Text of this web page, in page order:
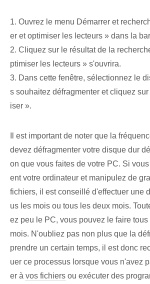
1. Ouvrez le menu Démarrer et
er et optimiser les lecteurs » dans la
2. Cliquez sur le résultat de la
ptimiser les lecteurs » s'ouvrira.
3. Dans cette fenêtre, sélectionnez le
s souhaitez défragmenter et cliquez
iser ».
Il est important de noter que la
devez défragmenter votre disque dur
on que vous faites de votre PC. Si
ent votre ordinateur et manipulez de
fichiers, il est conseillé d'effectuer une
us les mois ou tous les deux mois.
ez peu le PC, vous pouvez le faire
mois. N'oubliez pas non plus que la
prendre un certain temps, il est donc
uer ce processus lorsque vous n'avez
er à vos fichiers ou exécuter des